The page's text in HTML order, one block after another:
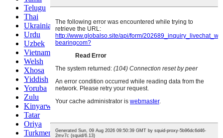
Telugu
Thai
Ukrainian
Urdu
Uzbek
Vietnamese
Welsh
Xhosa
Yiddish
Yoruba
Zulu
Kinyarwanda
Tatar
Oriya
Turkmen